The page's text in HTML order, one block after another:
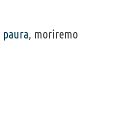
paura, moriremo